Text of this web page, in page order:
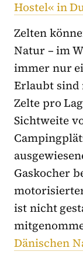
Hostel« in
Zelten
Natur – im
immer nur
Erlaubt sind
Zelte pro
Sichtweite
Gaskocher
ist nicht
Dänischen